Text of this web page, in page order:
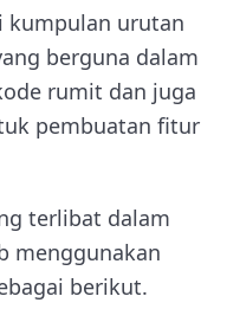
kumpulan urutan
berguna dalam
rumit dan juga
pembuatan fitur
terlibat dalam
menggunakan
berikut.